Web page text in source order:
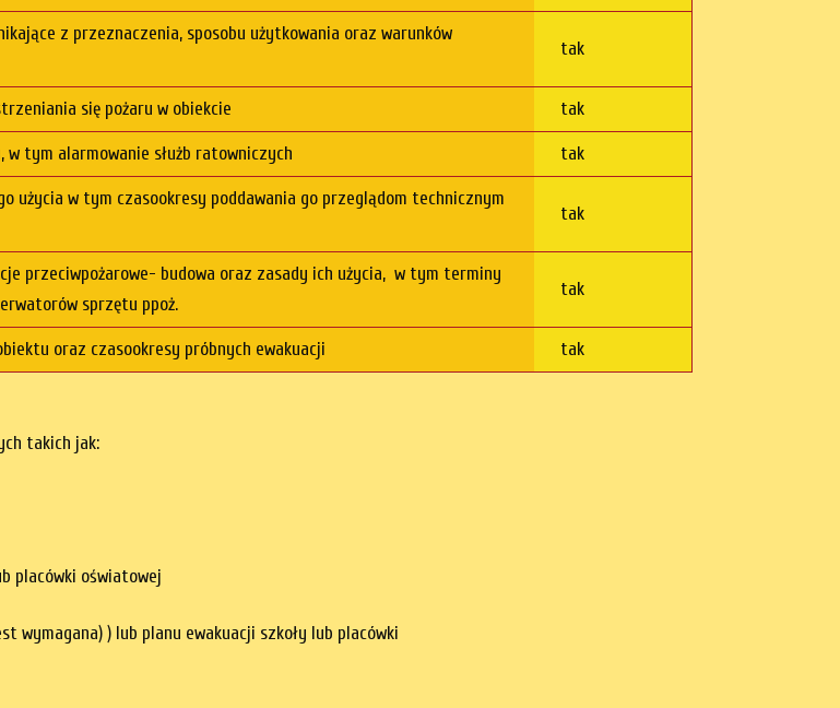
z przeznaczenia, sposobu użytkowania oraz warunków
tak
się pożaru w obiekcie tak
w tym alarmowanie służb ratowniczych tak
użycia w tym czasookresy poddawania go przeglądom technicznym
tak
przeciwpożarowe- budowa oraz zasady ich użycia, w tym terminy
sprzętu ppoż.
tak
oraz czasookresy próbnych ewakuacji tak
takich jak:
placówki oświatowej
) lub planu ewakuacji szkoły lub placówki